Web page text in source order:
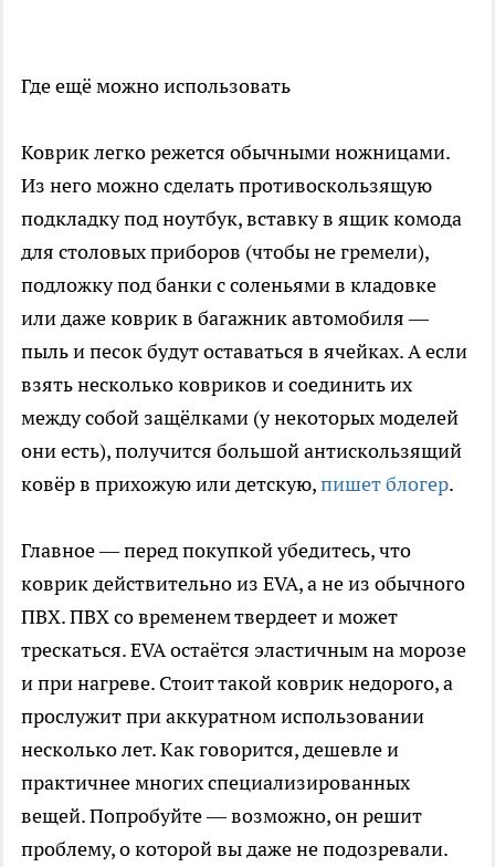
Где ещё можно использовать
Коврик легко режется обычными ножницами.
Из него можно сделать противоскользящую
подкладку под ноутбук, вставку в ящик комода
для столовых приборов (чтобы не гремели),
подложку под банки с соленьями в кладовке
или даже коврик в багажник автомобиля —
пыль и песок будут оставаться в ячейках. А если
взять несколько ковриков и соединить их
между собой защёлками (у некоторых моделей
они есть), получится большой антискользящий
ковёр в прихожую или детскую,пишет блогер.
Главное — перед покупкой убедитесь, что
коврик действительно из EVA, а не из обычного
ПВХ. ПВХ со временем твердеет и может
трескаться. EVA остаётся эластичным на морозе
и при нагреве. Стоит такой коврик недорого, а
прослужит при аккуратном использовании
несколько лет. Как говорится, дешевле и
практичнее многих специализированных
вещей. Попробуйте — возможно, он решит
проблему, о которой вы даже не подозревали.